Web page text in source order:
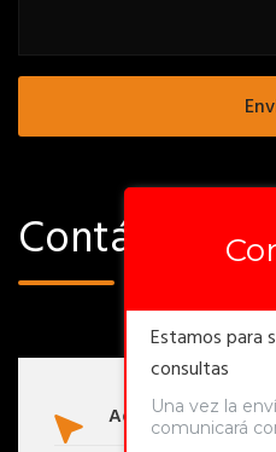
Contáctanos
Address: Av
Estamos para
consultas
Una vez la
comunicará